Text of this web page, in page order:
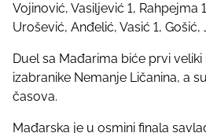
Vojinović, Vasiljević 1, Rahpejma
Urošević, Anđelić, Vasić 1,
Duel sa Mađarima biće prvi
izabranike Nemanje Ličanina, a
časova.
Mađarska je u osmini finala